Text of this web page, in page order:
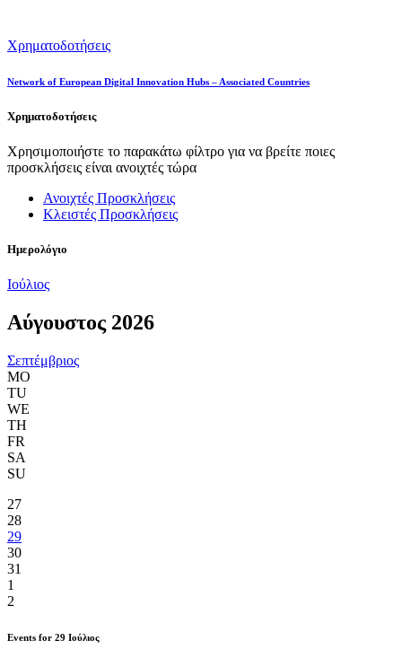
Χρηματοδοτήσεις
Network of European Digital Innovation Hubs – Associated Countries
Χρηματοδοτήσεις
Χρησιμοποιήστε το παρακάτω φίλτρο για να βρείτε ποιες
προσκλήσεις είναι ανοιχτές τώρα
Ανοιχτές Προσκλήσεις
Κλειστές Προσκλήσεις
Ημερολόγιο
Ιούλιος
Αύγουστος 2026
Σεπτέμβριος
MO
TU
WE
TH
FR
SA
SU
27
28
29
30
31
1
2
Events for 29 Ιούλιος